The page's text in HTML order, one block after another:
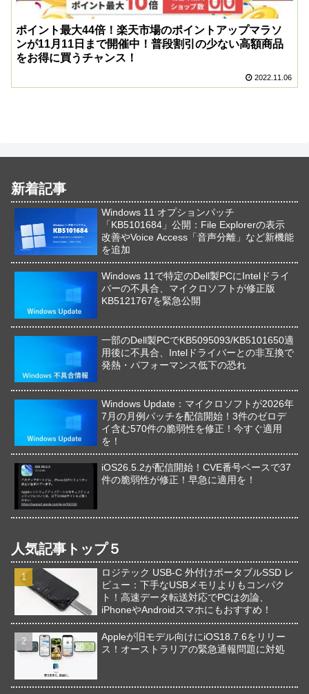
ポイント最大44倍！楽天市場のポイントアップマラソ
ンが11月11日まで開催中！普段割引の少ない高額商品
をお得に買うチャンス！
2022.11.06
新着記事
Windows 11 オプションパッチ
「KB5101684」公開：File Explorerの表示
改善やVoice Access「音声分離」など新機能
を追加
Windows 11で特定のDell製PCにIntelドライ
バーの不具合、マイクロソフトが修正版
KB5121767を緊急公開
一部のDell製PCでKB5095093/KB5101650適
用後に不具合、Intelドライバーとの非互換で
発熱・パフォーマンス低下の恐れ
Windows Update：マイクロソフトが2026年
7月の月例パッチを配信開始！3件のゼロデ
イ含む570件の脆弱性を修正！今すぐ適用
を！
iOS26.5.2が配信開始！CVE番号ベースで37
件の脆弱性が修正！早急に適用を！
人気記事トップ５
ロジテック USB-C 外付けポータブルSSD レ
ビュー：下手なUSBメモリよりもコンパク
ト！高速データ転送対応でPCは勿論、
iPhoneやAndroidスマホにもおすすめ！
Appleが旧モデル向けにiOS18.7.6をリリー
ス！オーストラリアの緊急通報問題に対処